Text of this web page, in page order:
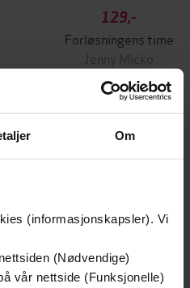
Om
(informasjonskapsler). Vi
(Nødvendige)
vår nettside (Funksjonelle)
129,-
Forløsningens time
Jenny Micko
EBOK
Første gang på tilbud